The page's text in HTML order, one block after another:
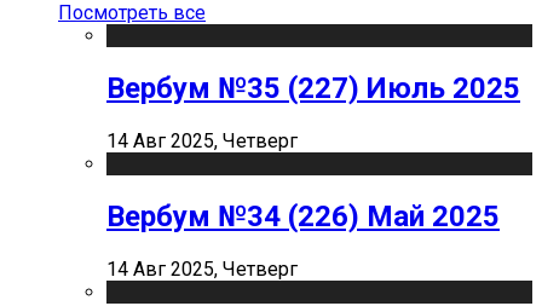
Посмотреть все
Вербум №35 (227) Июль 2025
14 Авг 2025, Четверг
Вербум №34 (226) Май 2025
14 Авг 2025, Четверг